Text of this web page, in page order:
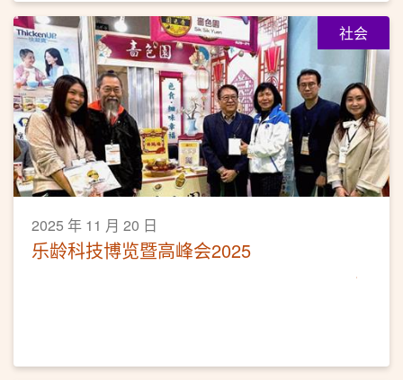
社会
2025 年 11 月 20 日
乐龄科技博览暨高峰会2025